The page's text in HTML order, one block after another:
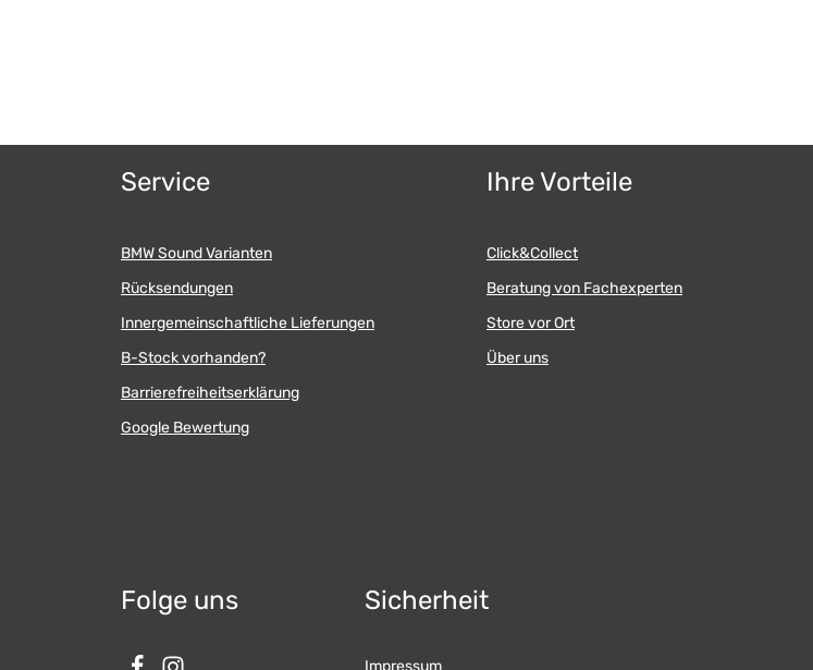
Service
BMW Sound Varianten
Rücksendungen
Innergemeinschaftliche Lieferungen
B-Stock vorhanden?
Barrierefreiheitserklärung
Google Bewertung
Ihre Vorteile
Click&Collect
Beratung von Fachexperten
Store vor Ort
Über uns
Folge uns Sicherheit
Impressum